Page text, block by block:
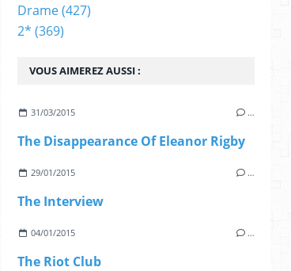
VOUS AIMEREZ AUSSI :
31/03/2015 …
The Disappearance Of Eleanor Rigby
29/01/2015 …
The Interview
04/01/2015 …
The Riot Club
Drame(427)
2* (369)